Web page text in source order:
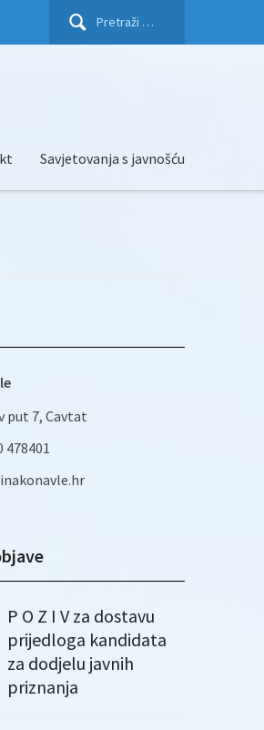
Pretraži:
Savjetovanja s javnošću
put 7, Cavtat
478401
P O Z I V za dostavu
prijedloga kandidata
za dodjelu javnih
priznanja